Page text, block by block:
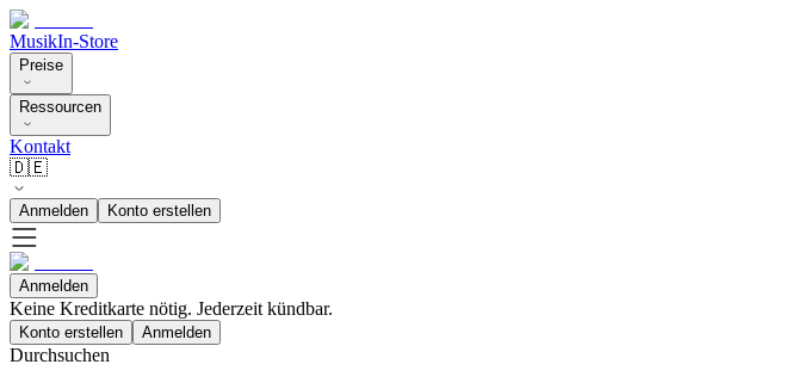
MusikIn-Store
Preise
Ressourcen
Kontakt
🇩🇪
Anmelden Konto erstellen
Anmelden
Keine Kreditkarte nötig. Jederzeit kündbar.
Konto erstellen Anmelden
Durchsuchen